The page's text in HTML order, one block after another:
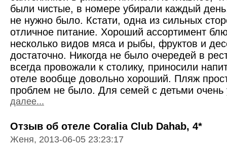
были чистые, в номере убирали каждый
не нужно было. Кстати, одна из сильных
отличное питание. Хороший ассортимент
несколько видов мяса и рыбы, фруктов и
достаточно. Никогда не было очередей в
всегда провожали к столику, приносили
отеле вообще довольно хороший. Пляж
проблем не было. Для семей с детьми очень
далее...
Отзыв об отеле Coralia Club Dahab, 4*
Женя, 2013-06-05 23:23:17